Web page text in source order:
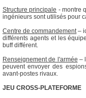
Structure principale - montre
ingénieurs sont utilisés pour
Centre de commandement–
différents agents et les
buff différent.
Renseignement de l'armée –
peuvent envoyer des
avant-postes rivaux.
JEU CROSS-PLATEFORME